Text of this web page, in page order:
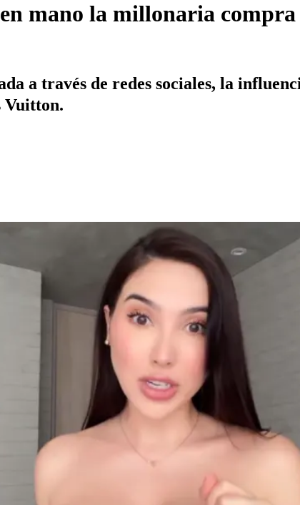
mano la millonaria compra
a través de redes sociales, la
Vuitton.